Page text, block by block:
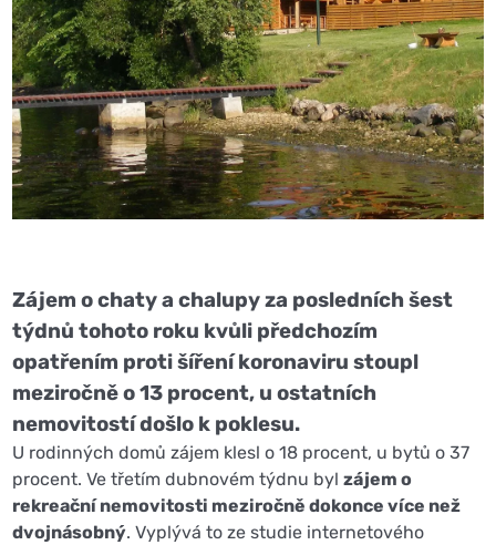
Zájem o chaty a chalupy za posledních šest
týdnů tohoto roku kvůli předchozím
opatřením proti šíření koronaviru stoupl
meziročně o 13 procent, u ostatních
nemovitostí došlo k poklesu.
U rodinných domů zájem klesl o 18 procent, u bytů o 37
procent. Ve třetím dubnovém týdnu bylzájem o
rekreační nemovitosti meziročně dokonce více než
dvojnásobný. Vyplývá to ze studie internetového